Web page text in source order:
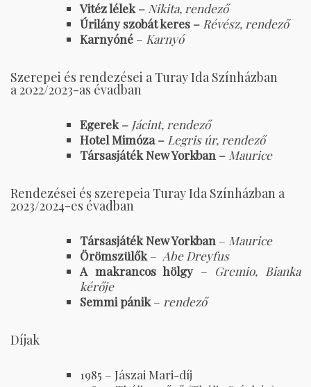
Vitéz lélek – Nikita, rendező
Úrilány szobát keres – Révész, rendező
Karnyóné – Karnyó
Szerepei és rendezései a Turay Ida Színházban
a 2022/2023-as évadban
Egerek – Jácint, rendező
Hotel Mimóza – Legris úr, rendező
Társasjáték New Yorkban – Maurice
Rendezései és szerepeia Turay Ida Színházban a
2023/2024-es évadban
Társasjáték New Yorkban – Maurice
Örömszülők – Abe Dreyfus
A makrancos hölgy– Gremio, Bianka
kérője
Semmi pánik – rendező
Díjak
1985 – Jászai Mari-díj